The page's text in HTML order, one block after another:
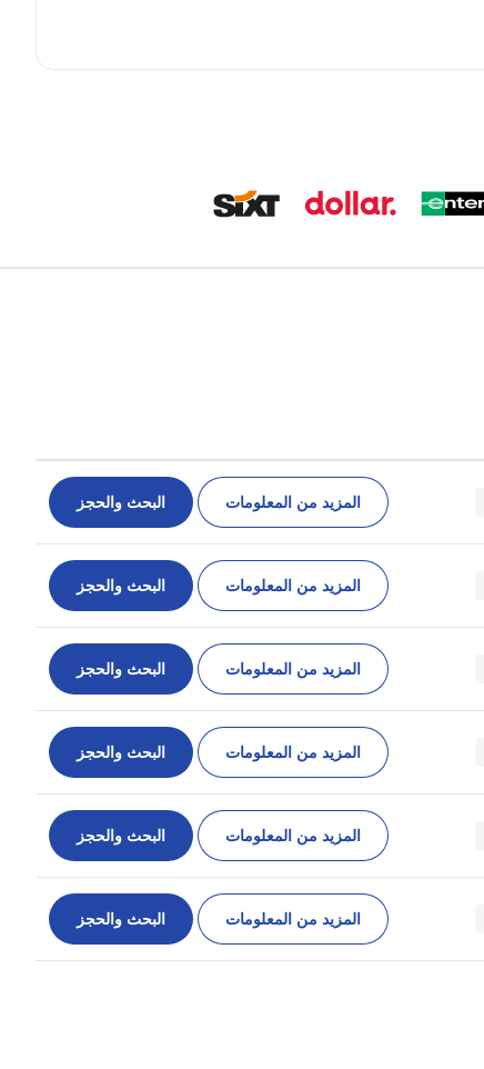
المزيد من المعلومات البحث والحجز
المزيد من المعلومات البحث والحجز
المزيد من المعلومات البحث والحجز
المزيد من المعلومات البحث والحجز
المزيد من المعلومات البحث والحجز
المزيد من المعلومات البحث والحجز